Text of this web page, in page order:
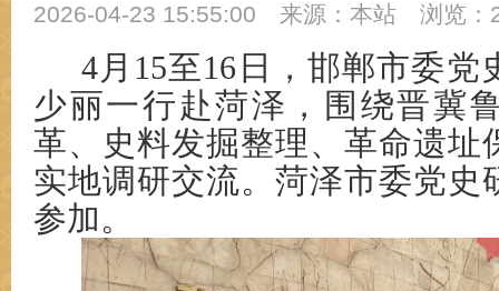
2026-04-23 15:55:00 来源：本站 浏览：
4月15至16日 ，邯郸市委党
少丽一行赴菏泽，围绕晋冀
革、史料发掘整理、革命遗址
实地调研交流。菏泽市委党史
参加。